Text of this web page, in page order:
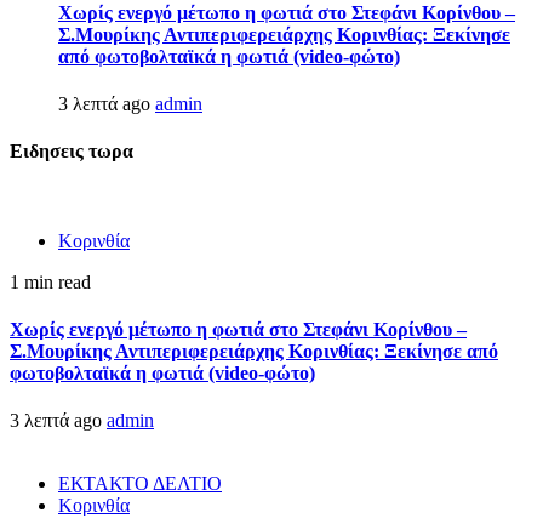
Χωρίς ενεργό μέτωπο η φωτιά στο Στεφάνι Κορίνθου –
Σ.Μουρίκης Αντιπεριφερειάρχης Κορινθίας: Ξεκίνησε
από φωτοβολταϊκά η φωτιά (video-φώτο)
3 λεπτά ago admin
Ειδησεις τωρα
Κορινθία
1 min read
Χωρίς ενεργό μέτωπο η φωτιά στο Στεφάνι Κορίνθου –
Σ.Μουρίκης Αντιπεριφερειάρχης Κορινθίας: Ξεκίνησε από
φωτοβολταϊκά η φωτιά (video-φώτο)
3 λεπτά ago admin
ΕΚΤΑΚΤΟ ΔΕΛΤΙΟ
Κορινθία